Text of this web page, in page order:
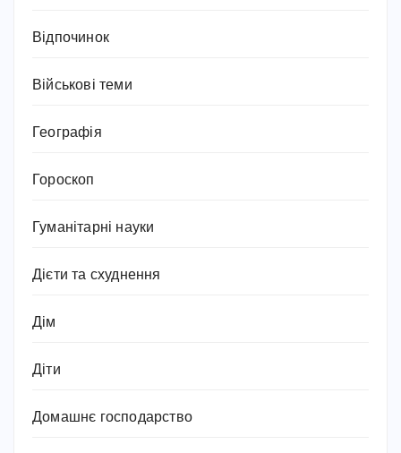
Відпочинок
Військові теми
Географія
Гороскоп
Гуманітарні науки
Дієти та схуднення
Дім
Діти
Домашнє господарство